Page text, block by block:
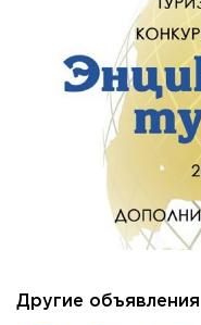
Другие объявления